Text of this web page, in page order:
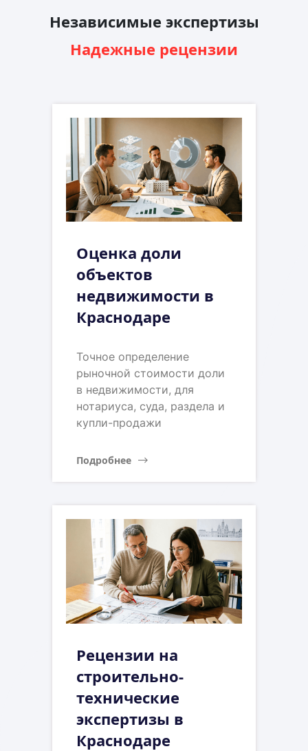
Независимые экспертизы
Надежные рецензии
Оценка доли
объектов
недвижимости в
Краснодаре
Точное определение
рыночной стоимости доли
в недвижимости, для
нотариуса, суда, раздела и
купли-продажи
Подробнее
Рецензии на
строительно-
технические
экспертизы в
Краснодаре